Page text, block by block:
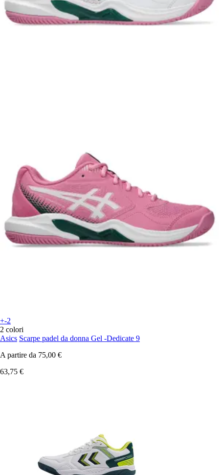
+-2
2 colori
Asics Scarpe padel da donna Gel -Dedicate 9
A partire da 75,00 €
63,75 €